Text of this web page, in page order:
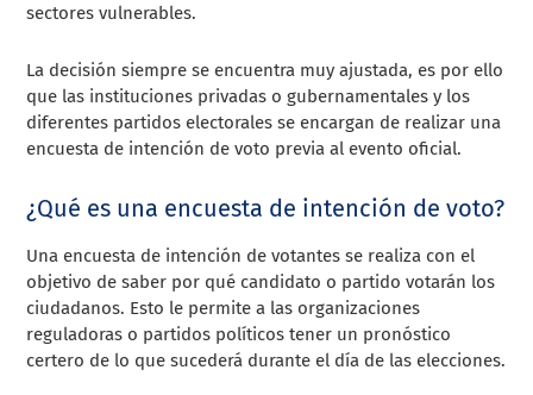
sectores vulnerables.
La decisión siempre se encuentra muy ajustada, es por ello
que las instituciones privadas o gubernamentales y los
diferentes partidos electorales se encargan de realizar una
encuesta de intención de voto previa al evento oficial.
¿Qué es una encuesta de intención de voto?
Una encuesta de intención de votantes se realiza con el
objetivo de saber por qué candidato o partido votarán los
ciudadanos. Esto le permite a las organizaciones
reguladoras o partidos políticos tener un pronóstico
certero de lo que sucederá durante el día de las elecciones.